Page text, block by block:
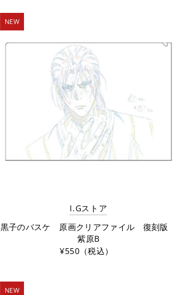
NEW
I.Gストア
黒子のバスケ 原画クリアファイル 復刻版
紫原B
¥550（税込）
NEW